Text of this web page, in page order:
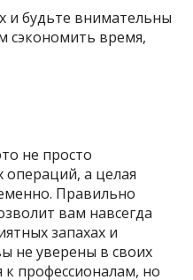
и будьте внимательны
сэкономить время,
не просто
операций, а целая
Правильно
вам навсегда
запахах и
не уверены в своих
профессионалам, но